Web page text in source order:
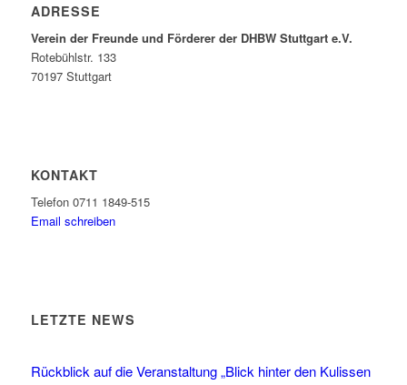
ADRESSE
Verein der Freunde und Förderer der DHBW Stuttgart e.V.
Rotebühlstr. 133
70197 Stuttgart
KONTAKT
Telefon 0711 1849-515
Email schreiben
LETZTE NEWS
Rückblick auf die Veranstaltung „Blick hinter den Kulissen